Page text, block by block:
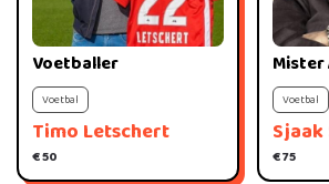
Timo Letschert
Voetballer
€ 50
Voetbal
Mister
€ 75
Voetbal